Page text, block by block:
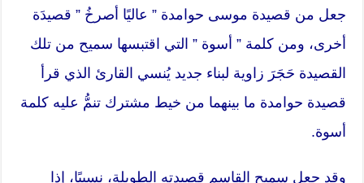
جعل من قصيدة موسى حوامدة ” عاليًا أصرخُ ” قصيدَة
أخرى، ومن كلمة ” أسوة ” التي اقتبسها سميح من تلك
القصيدة حَجَرَ زاوية لبناء جديد يُنسي القارئ الذي قرأ
قصيدة حوامدة ما بينهما من خيط مشترك تنمُّ عليه كلمة
أسوة.
وقد جعل سميح القاسم قصيدته الطويلة، نسبيًا، إذا